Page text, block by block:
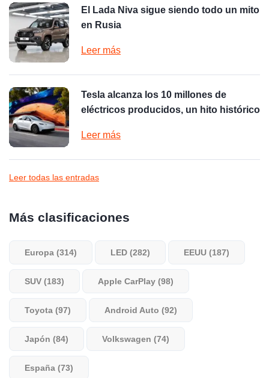
El Lada Niva sigue siendo todo un mito
en Rusia
Leer más
Tesla alcanza los 10 millones de
eléctricos producidos, un hito histórico
Leer más
Leer todas las entradas
Más clasificaciones
Europa (314) LED (282) EEUU (187)
SUV (183) Apple CarPlay (98)
Toyota (97) Android Auto (92)
Japón (84) Volkswagen (74)
España (73)